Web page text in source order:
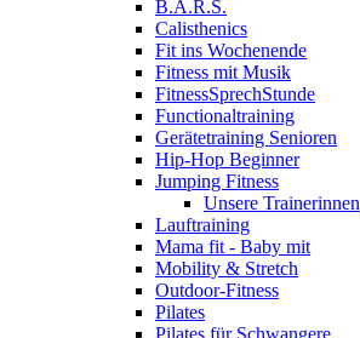
B.A.R.S.
Calisthenics
Fit ins Wochenende
Fitness mit Musik
FitnessSprechStunde
Functionaltraining
Gerätetraining Senioren
Hip-Hop Beginner
Jumping Fitness
Unsere Trainerinnen
Lauftraining
Mama fit - Baby mit
Mobility & Stretch
Outdoor-Fitness
Pilates
Pilates für Schwangere